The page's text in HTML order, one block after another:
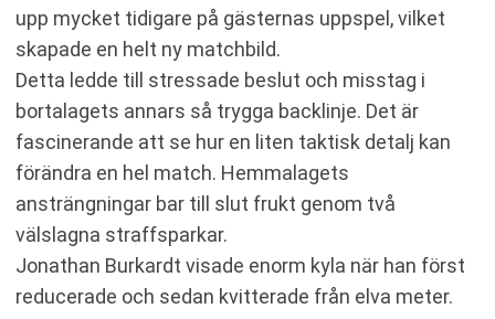
upp mycket tidigare på gästernas uppspel, vilket
skapade en helt ny matchbild.
Detta ledde till stressade beslut och misstag i
bortalagets annars så trygga backlinje. Det är
fascinerande att se hur en liten taktisk detalj kan
förändra en hel match. Hemmalagets
ansträngningar bar till slut frukt genom två
välslagna straffsparkar.
Jonathan Burkardt visade enorm kyla när han först
reducerade och sedan kvitterade från elva meter.